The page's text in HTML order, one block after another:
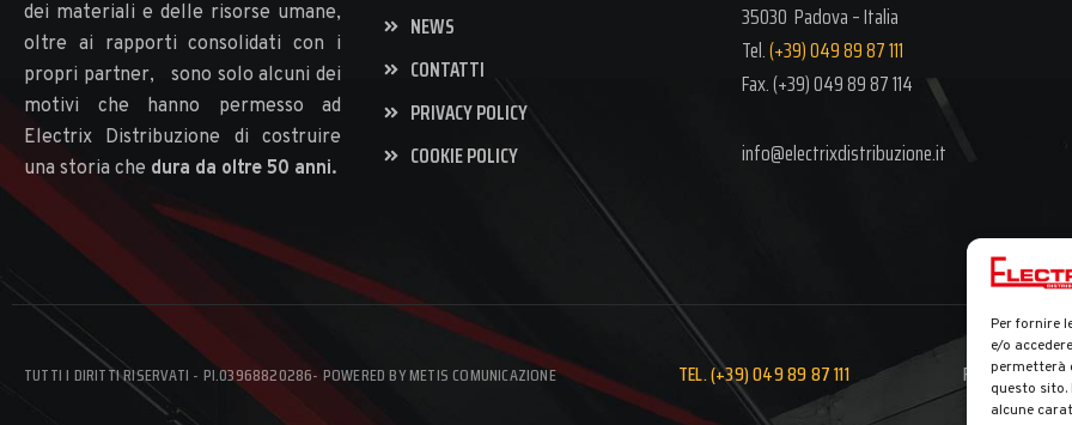
Per fornire
e/o
permetterà
questo
alcune
dei materiali e delle risorse umane,
oltre ai rapporti consolidati con i
propri partner, sono solo alcuni dei
motivi che hanno permesso ad
Electrix Distribuzione di costruire
una storia che dura da oltre 50 anni.
NEWS
CONTATTI
PRIVACY POLICY
COOKIE POLICY
35030 Padova – Italia
Tel.(+39) 049 89 87 111
Fax. (+39)049 89 87 114
info@electrixdistribuzione.it
TUTTI I DIRITTI RISERVATI - PI.03968820286- POWERED BY METIS COMUNICAZIONE TEL. (+39) 049 89 87 111 FAX. (+39)